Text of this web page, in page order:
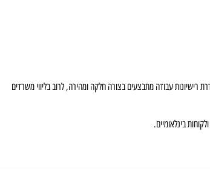
רישיונות עבודה מתבצעים בצורה חלקה ומהירה, לרוב בליווי משרדים